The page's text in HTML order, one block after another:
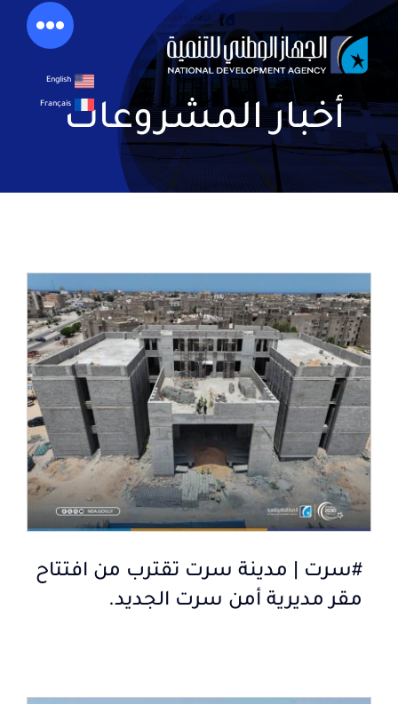
تخطي
المحتوى
English
Françaisأخبار المشروعات
#سرت | مدينة سرت تقترب من افتتاح
مقر مديرية أمن سرت الجديد.